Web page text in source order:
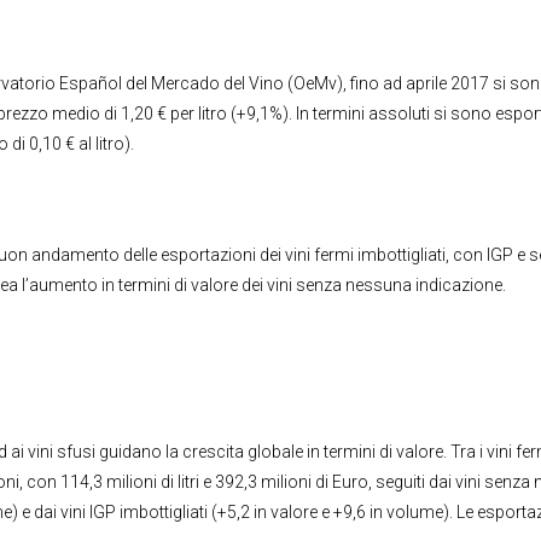
Español del Mercado del Vino (OeMv), fino ad aprile 2017 si
medio di 1,20 € per litro (+9,1%). In termini assoluti si sono
di 0,10 € al litro).
andamento delle esportazioni dei vini fermi imbottigliati, con IGP e
l’aumento in termini di valore dei vini senza nessuna indicazione.
vini sfusi guidano la crescita globale in termini di valore. Tra i vini
con 114,3 milioni di litri e 392,3 milioni di Euro, seguiti dai vini
e dai vini IGP imbottigliati (+5,2 in valore e +9,6 in volume). Le